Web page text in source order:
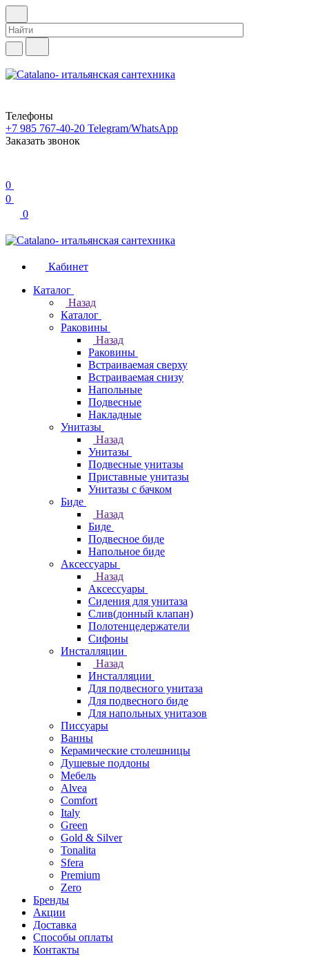
Телефоны
+7 985 767-40-20 Telegram/WhatsApp
Заказать звонок
0
0
0
Кабинет
Каталог
Назад
Каталог
Раковины
Назад
Раковины
Встраиваемая сверху
Встраиваемая снизу
Напольные
Подвесные
Накладные
Унитазы
Назад
Унитазы
Подвесные унитазы
Приставные унитазы
Унитазы с бачком
Биде
Назад
Биде
Подвесное биде
Напольное биде
Аксессуары
Назад
Аксессуары
Сидения для унитаза
Слив(донный клапан)
Полотенцедержатели
Сифоны
Инсталляции
Назад
Инсталляции
Для подвесного унитаза
Для подвесного биде
Для напольных унитазов
Писсуары
Ванны
Керамические столешницы
Душевые поддоны
Мебель
Alvea
Comfort
Italy
Green
Gold & Silver
Tonalita
Sfera
Premium
Zero
Бренды
Акции
Доставка
Способы оплаты
Контакты